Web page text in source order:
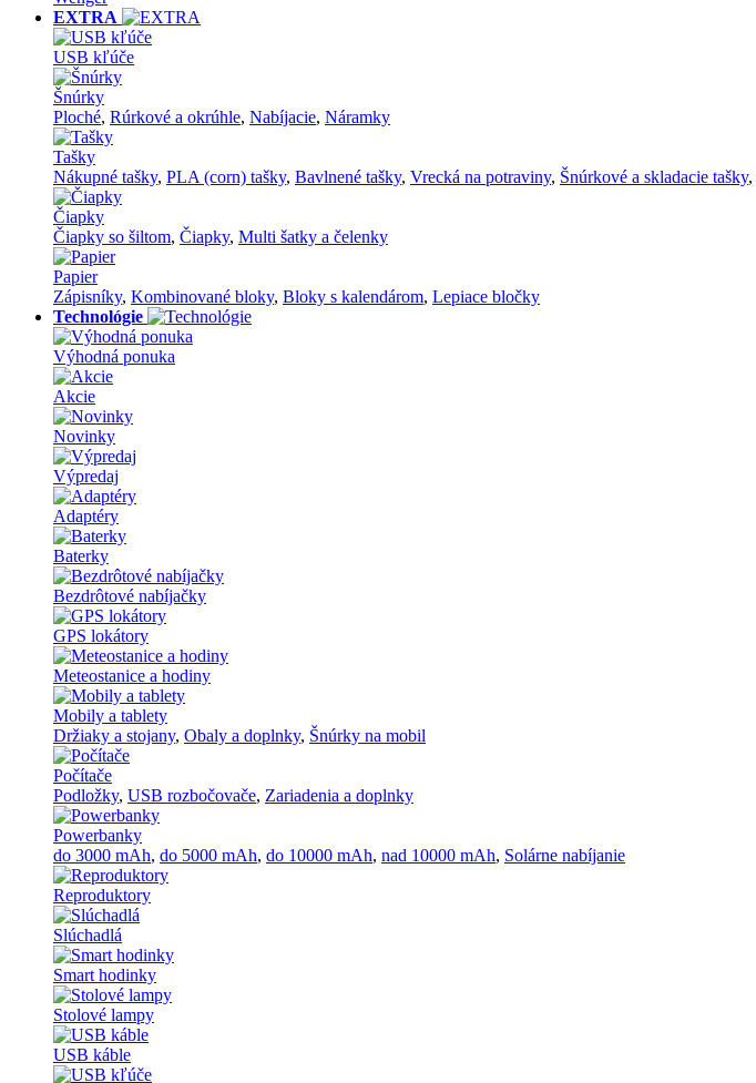
EXTRA
USB kľúče
Šnúrky
Ploché, Rúrkové a okrúhle, Nabíjacie, Náramky
Tašky
Nákupné tašky, PLA (corn) tašky, Bavlnené tašky, Vrecká na potraviny, Šnúrkové a skladacie tašky,
Čiapky
Čiapky so šiltom, Čiapky, Multi šatky a čelenky
Papier
Zápisníky, Kombinované bloky, Bloky s kalendárom, Lepiace bločky
Technológie
Výhodná ponuka
Akcie
Novinky
Výpredaj
Adaptéry
Baterky
Bezdrôtové nabíjačky
GPS lokátory
Meteostanice a hodiny
Mobily a tablety
Držiaky a stojany, Obaly a doplnky, Šnúrky na mobil
Počítače
Podložky, USB rozbočovače, Zariadenia a doplnky
Powerbanky
do 3000 mAh, do 5000 mAh, do 10000 mAh, nad 10000 mAh, Solárne nabíjanie
Reproduktory
Slúchadlá
Smart hodinky
Stolové lampy
USB káble